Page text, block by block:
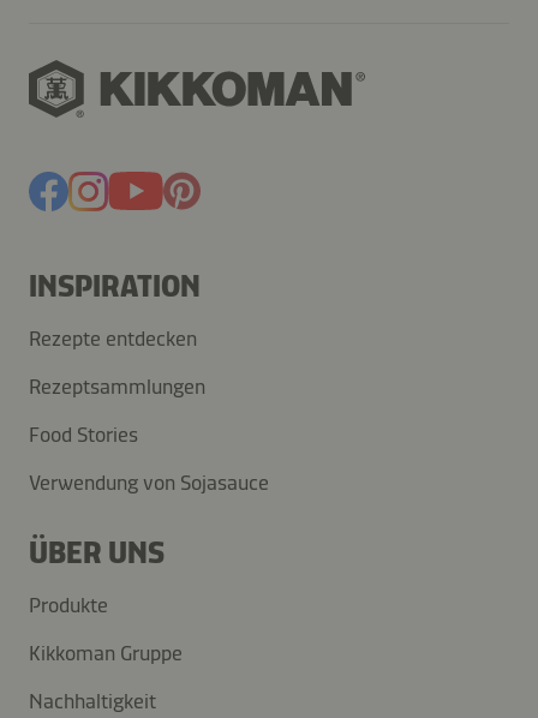
INSPIRATION
Rezepte entdecken
Rezeptsammlungen
Food Stories
Verwendung von Sojasauce
ÜBER UNS
Produkte
Kikkoman Gruppe
Nachhaltigkeit